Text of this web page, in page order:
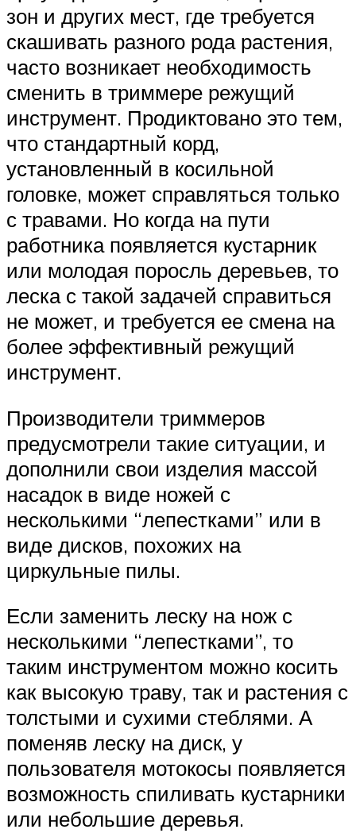
зон и других мест, где требуется
скашивать разного рода растения,
часто возникает необходимость
сменить в триммере режущий
инструмент. Продиктовано это тем,
что стандартный корд,
установленный в косильной
головке, может справляться только
с травами. Но когда на пути
работника появляется кустарник
или молодая поросль деревьев, то
леска с такой задачей справиться
не может, и требуется ее смена на
более эффективный режущий
инструмент.
Производители триммеров
предусмотрели такие ситуации, и
дополнили свои изделия массой
насадок в виде ножей с
несколькими “лепестками” или в
виде дисков, похожих на
циркульные пилы.
Если заменить леску на нож с
несколькими “лепестками”, то
таким инструментом можно косить
как высокую траву, так и растения с
толстыми и сухими стеблями. А
поменяв леску на диск, у
пользователя мотокосы появляется
возможность спиливать кустарники
или небольшие деревья.